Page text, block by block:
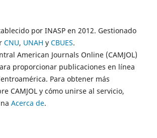
por INASP en 2012. Gestionado
CNU, UNAH y CBUES.
American Journals Online (CAMJOL)
proporcionar publicaciones en línea
Para obtener más
CAMJOL y cómo unirse al servicio,
Acerca de.